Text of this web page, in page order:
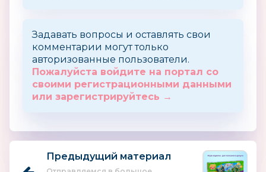
Задавать вопросы и оставлять свои
комментарии могут только
авторизованные пользователи.
Пожалуйста войдите на портал со
своими регистрационными данными
или зарегистрируйтесь →
Предыдущий материал